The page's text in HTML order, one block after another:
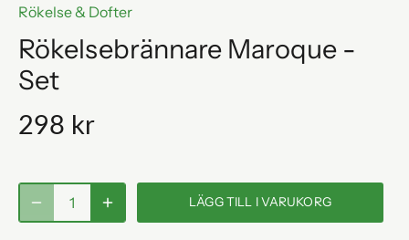
Rökelse & Dofter
Rökelsebrännare Maroque -
Set
298 kr
LÄGG TILL I VARUKORG